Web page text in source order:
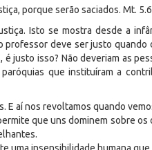
porque serão saciados. Mt. 5.6
Isto se mostra desde a
professor deve ser justo quando
justo isso? Não deveriam as
que instituíram a
aí nos revoltamos quando
que uns dominem sobre